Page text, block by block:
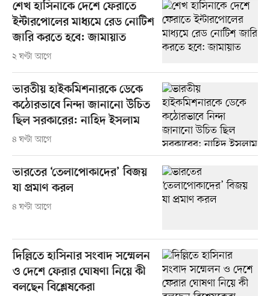
শেখ হাসিনাকে দেশে ফেরাতে
ইন্টারপোলের মাধ্যমে রেড নোটিশ
জারি করতে হবে: জামায়াত
২ ঘণ্টা আগে
ভারতীয় হাইকমিশনারকে ডেকে
কঠোরভাবে নিন্দা জানানো উচিত
ছিল সরকারের: নাহিদ ইসলাম
৪ ঘণ্টা আগে
ভারতের ‘তেলাপোকাদের’ বিজয়
যা প্রমাণ করল
৪ ঘণ্টা আগে
দিল্লিতে হাসিনার সংবাদ সম্মেলন
ও দেশে ফেরার ঘোষণা নিয়ে কী
বলছেন বিশ্লেষকেরা